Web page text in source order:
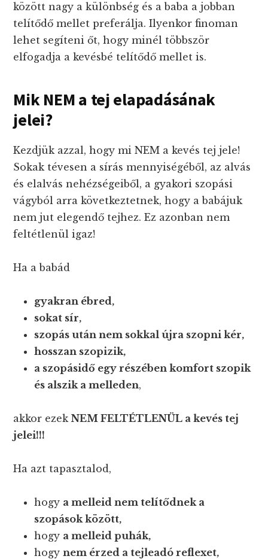
között nagy a különbség és a baba a jobban
telítődő mellet preferálja. Ilyenkor finoman
lehet segíteni őt, hogy minél többször
elfogadja a kevésbé telítődő mellet is.
Mik NEM a tej elapadásának
jelei?
Kezdjük azzal, hogy mi NEM a kevés tej jele!
Sokak tévesen a sírás mennyiségéből, az alvás
és elalvás nehézségeiből, a gyakori szopási
vágyból arra következtetnek, hogy a babájuk
nem jut elegendő tejhez. Ez azonban nem
feltétlenül igaz!
Ha a babád
gyakran ébred,
sokat sír,
szopás után nem sokkal újra szopni kér,
hosszan szopizik,
a szopásidő egy részében komfort szopik
és alszik a melleden,
akkor ezekNEM FELTÉTLENÜL a kevés tej
jelei!!!
Ha azt tapasztalod,
hogy a melleid nem telítődnek a
szopások között,
hogy a melleid puhák,
hogynem érzed a tejleadó reflexet,